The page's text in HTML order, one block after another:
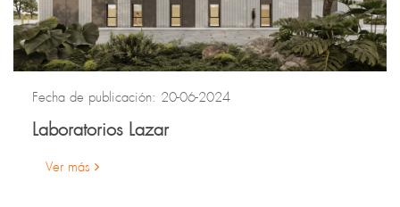
Fecha de publicación: 20-06-2024
Laboratorios Lazar
Ver más